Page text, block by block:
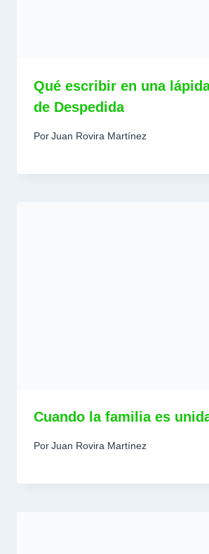
Qué escribir en una
de Despedida
PorJuan Rovira Martínez
Cuando la familia es
PorJuan Rovira Martínez